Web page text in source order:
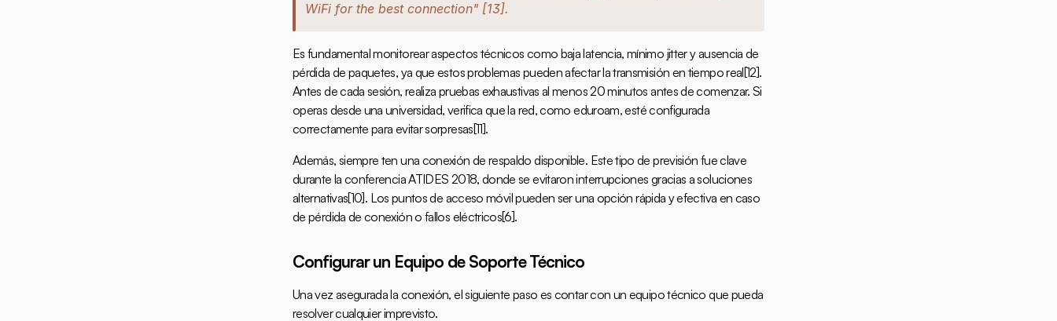
WiFi for the best connection" [13].
Es fundamental monitorear aspectos técnicos como baja latencia, mínimo jitter y ausencia de
pérdida de paquetes, ya que estos problemas pueden afectar la transmisión en tiempo real[12].
Antes de cada sesión, realiza pruebas exhaustivas al menos 20 minutos antes de comenzar. Si
operas desde una universidad, verifica que la red, como eduroam, esté configurada
correctamente para evitar sorpresas[11].
Además, siempre ten una conexión de respaldo disponible. Este tipo de previsión fue clave
durante la conferencia ATIDES 2018, donde se evitaron interrupciones gracias a soluciones
alternativas[10]. Los puntos de acceso móvil pueden ser una opción rápida y efectiva en caso
de pérdida de conexión o fallos eléctricos[6].
Configurar un Equipo de Soporte Técnico
Una vez asegurada la conexión, el siguiente paso es contar con un equipo técnico que pueda
resolver cualquier imprevisto.